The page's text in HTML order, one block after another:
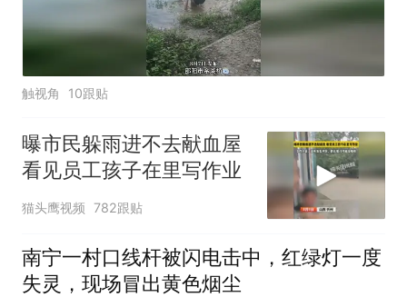
触视角 10跟贴
曝市民躲雨进不去献血屋
看见员工孩子在里写作业
猫头鹰视频 782跟贴
南宁一村口线杆被闪电击中，红绿灯一度
失灵，现场冒出黄色烟尘